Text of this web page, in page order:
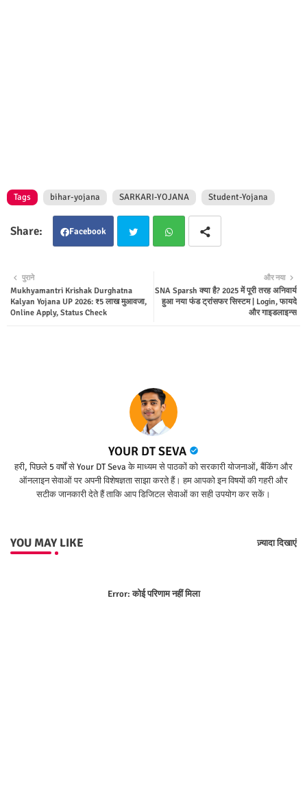
Tags bihar-yojana SARKARI-YOJANA Student-Yojana
Facebook
ter tsap
और नया
SNA Sparsh क्या है? 2025 में पूरी तरह अनिवार्य
हुआ नया फंड ट्रांसफर सिस्टम | Login, फायदे
और गाइडलाइन्स
पुराने
Mukhyamantri Krishak Durghatna
Kalyan Yojana UP 2026: ₹5 लाख मुआवजा,
Online Apply, Status Check
YOUR DT SEVA
हरी, पिछले 5 वर्षों से Your DT Seva के माध्यम से पाठकों को सरकारी योजनाओं, बैंकिंग और
ऑनलाइन सेवाओं पर अपनी विशेषज्ञता साझा करते हैं। हम आपको इन विषयों की गहरी और
सटीक जानकारी देते हैं ताकि आप डिजिटल सेवाओं का सही उपयोग कर सकें।
YOU MAY LIKE ज़्यादा दिखाएं
Error:कोई परिणाम नहीं मिला